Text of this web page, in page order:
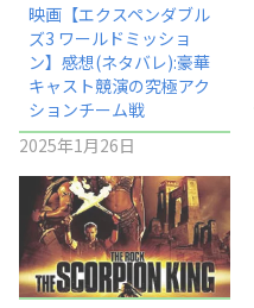
映画【エクスペンダブル
ズ3 ワールドミッショ
ン】感想(ネタバレ):豪華
キャスト競演の究極アク
ションチーム戦
2025年1月26日